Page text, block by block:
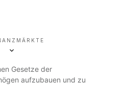
Gesetze der
aufzubauen und zu